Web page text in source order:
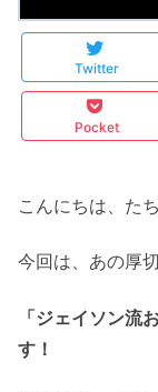
Twitter
Pocket
こんにちは、た
今回は、あの厚
「ジェイソン流
す！